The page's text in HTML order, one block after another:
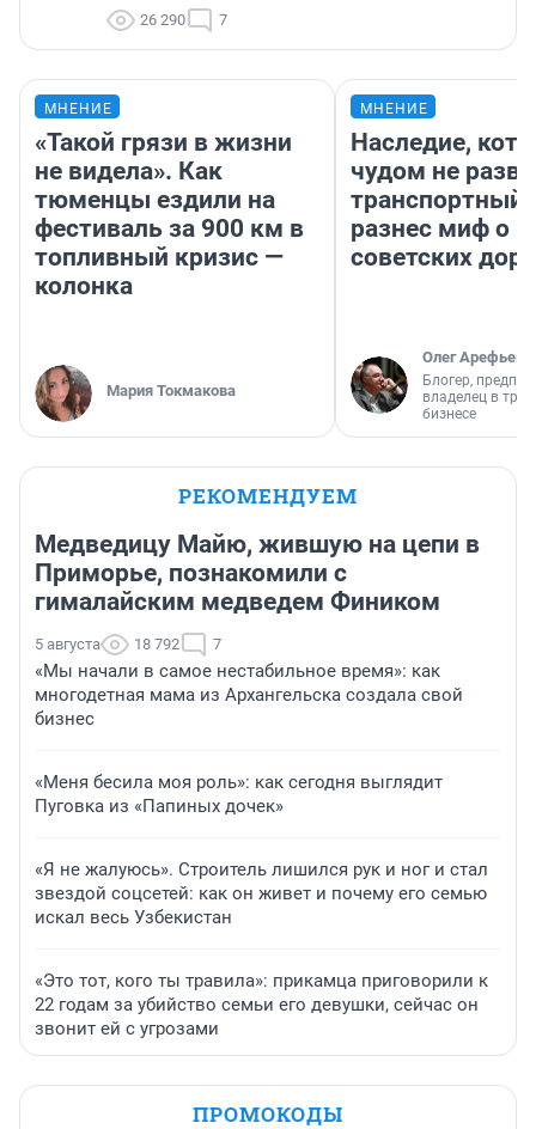
26 290 7
МНЕНИЕ
«Такой грязи в жизни
не видела». Как
тюменцы ездили на
фестиваль за 900 км в
топливный кризис —
колонка
Мария Токмакова
МНЕНИЕ
Наследие,
чудом не
транспортный
разнес миф о
советских
Олег Арефьев
Блогер,
владелец в
бизнесе
РЕКОМЕНДУЕМ
Медведицу Майю, жившую на цепи в
Приморье, познакомили с
гималайским медведем Фиником
5 августа 18 792 7
«Мы начали в самое нестабильное время»: как
многодетная мама из Архангельска создала свой
бизнес
«Меня бесила моя роль»: как сегодня выглядит
Пуговка из «Папиных дочек»
«Я не жалуюсь». Строитель лишился рук и ног и стал
звездой соцсетей: как он живет и почему его семью
искал весь Узбекистан
«Это тот, кого ты травила»: прикамца приговорили к
22 годам за убийство семьи его девушки, сейчас он
звонит ей с угрозами
ПРОМОКОДЫ